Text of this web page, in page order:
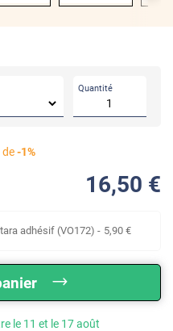
Quantité
de-1%
16,50 €
adhésif (VO172) - 5,90 €
le 11 et le 17 août